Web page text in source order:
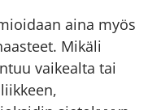
aina myös
Mikäli
vaikealta tai